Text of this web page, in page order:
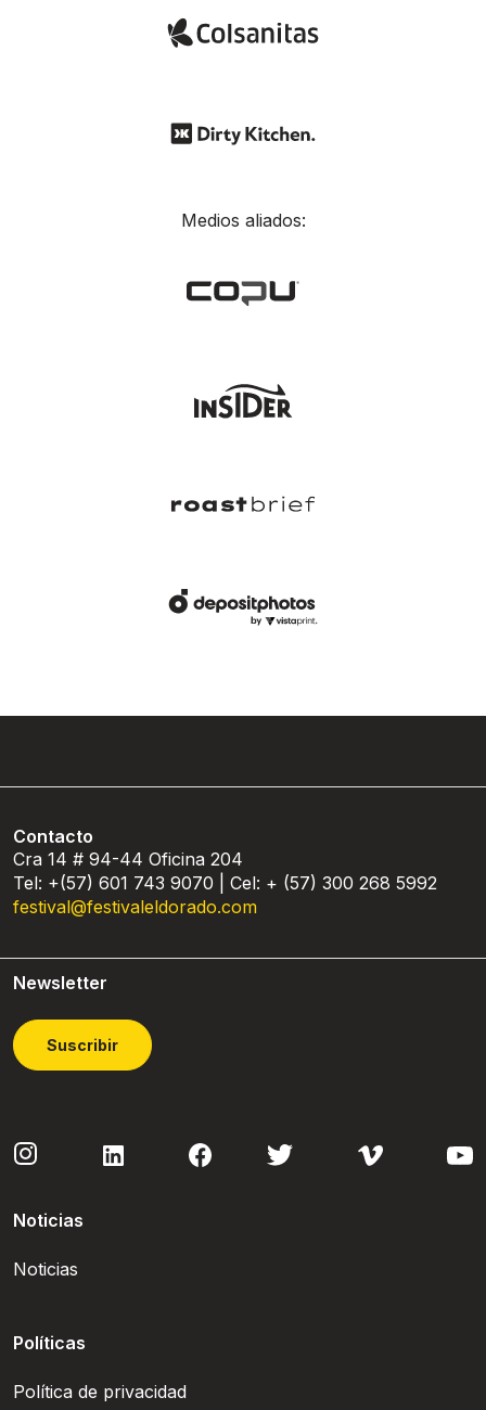
Medios aliados:
Contacto
Cra 14 # 94-44 Oficina 204
Tel: +(57) 601 743 9070 | Cel: + (57) 300 268 5992
festival@festivaleldorado.com
Newsletter
Suscribir
Noticias
Noticias
Políticas
Política de privacidad